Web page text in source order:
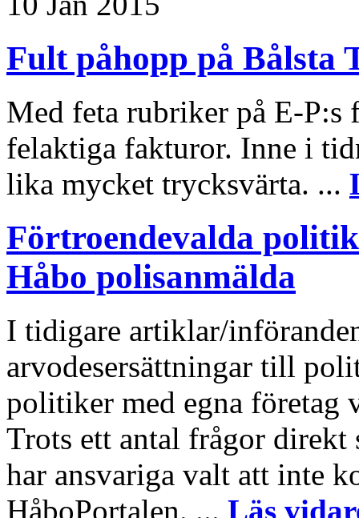
Fult påhopp på Bålsta
Med feta rubriker på E-P:s
felaktiga fakturor. Inne i
lika mycket trycksvärta. ...
Förtroendevalda
Håbo polisanmälda
I tidigare artiklar/
arvodesersättningar till
politiker med egna företag
Trots ett antal frågor
har ansvariga valt att inte
HåboPortalen. ... Läs